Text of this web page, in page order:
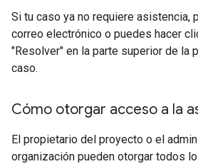
Si tu caso ya no requiere asistencia,
correo electrónico o puedes hacer
"Resolver" en la parte superior de la
caso.
Cómo otorgar acceso a la
El propietario del proyecto o el
organización pueden otorgar todos